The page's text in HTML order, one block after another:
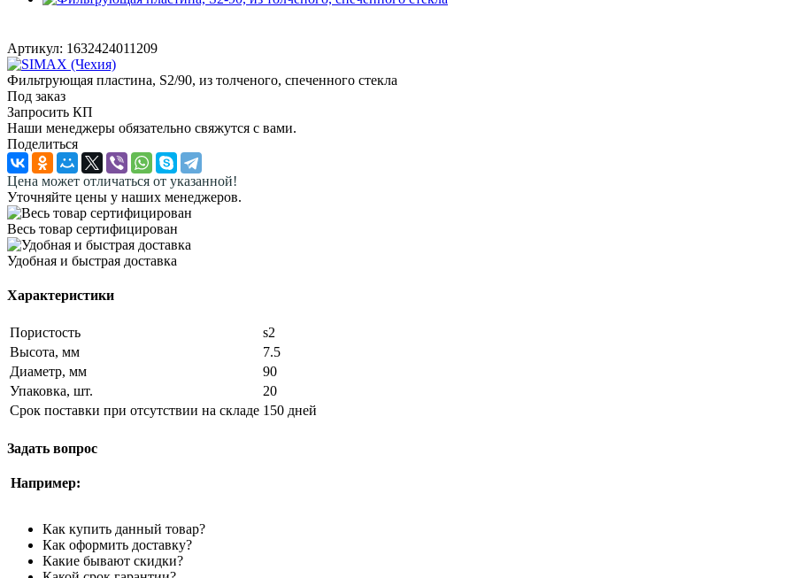
Артикул: 1632424011209
Фильтрующая пластина, S2/90, из толченого, спеченного стекла
Под заказ
Запросить КП
Наши менеджеры обязательно свяжутся с вами.
Поделиться
Цена может отличаться от указанной!
Уточняйте цены у наших менеджеров.
Весь товар сертифицирован
Удобная и быстрая доставка
Характеристики
Пористость
s2
Высота, мм
7.5
Диаметр, мм
90
Упаковка, шт.
20
Срок поставки при отсутствии на складе 150 дней
Задать вопрос
Например:
Как купить данный товар?
Как оформить доставку?
Какие бывают скидки?